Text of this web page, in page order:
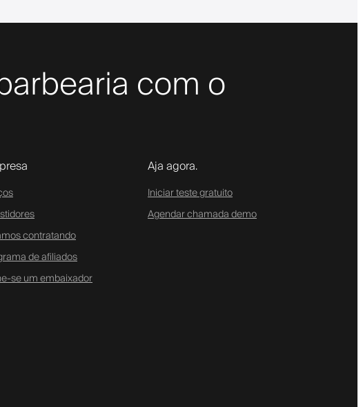
com o
contratando
de afiliados
se um embaixador
Aja agora.
Iniciar teste gratuito
Agendar chamada demo